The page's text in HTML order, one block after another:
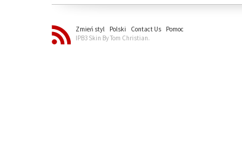
Zmień styl Polski Contact Us
Pomoc
IPB3 Skin By Tom Christian.